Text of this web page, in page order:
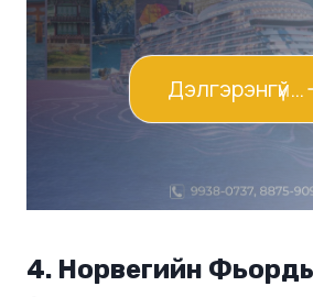
Дэлгэрэнгүй…
4. Норвегийн